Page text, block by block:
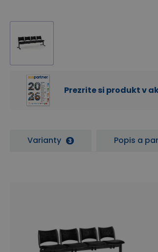
Prezrite si produkt v
Varianty 3 Popis a